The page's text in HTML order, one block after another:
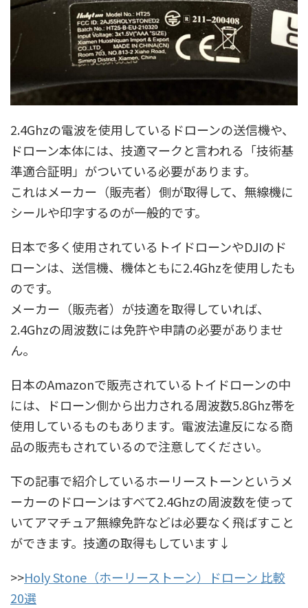
2.4Ghzの電波を使用しているドローンの送信機や、
ドローン本体には、技適マークと言われる「技術基
準適合証明」がついている必要があります。
これはメーカー（販売者）側が取得して、無線機に
シールや印字するのが一般的です。
日本で多く使用されているトイドローンやDJIのド
ローンは、送信機、機体ともに2.4Ghzを使用したも
のです。
メーカー（販売者）が技適を取得していれば、
2.4Ghzの周波数には免許や申請の必要がありませ
ん。
日本のAmazonで販売されているトイドローンの中
には、ドローン側から出力される周波数5.8Ghz帯を
使用しているものもあります。電波法違反になる商
品の販売もされているので注意してください。
下の記事で紹介しているホーリーストーンというメ
ーカーのドローンはすべて2.4Ghzの周波数を使って
いてアマチュア無線免許などは必要なく飛ばすこと
ができます。技適の取得もしています↓
>>Holy Stone（ホーリーストーン）ドローン 比較
20選